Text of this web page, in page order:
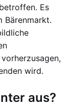
Es
Bärenmarkt.
wird.
aus?